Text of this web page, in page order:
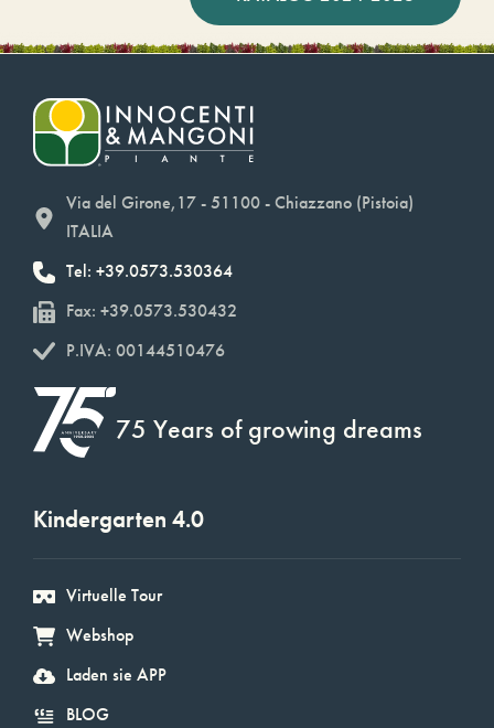
Via del Girone,17 - 51100 - Chiazzano (Pistoia)
ITALIA
Tel: +39.0573.530364
Fax: +39.0573.530432
P.IVA: 00144510476
75 Years of growing dreams
Kindergarten 4.0
Virtuelle Tour
Webshop
Laden sie APP
BLOG